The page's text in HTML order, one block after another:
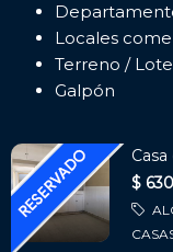
Locales
Terreno / Lote
Galpón
$